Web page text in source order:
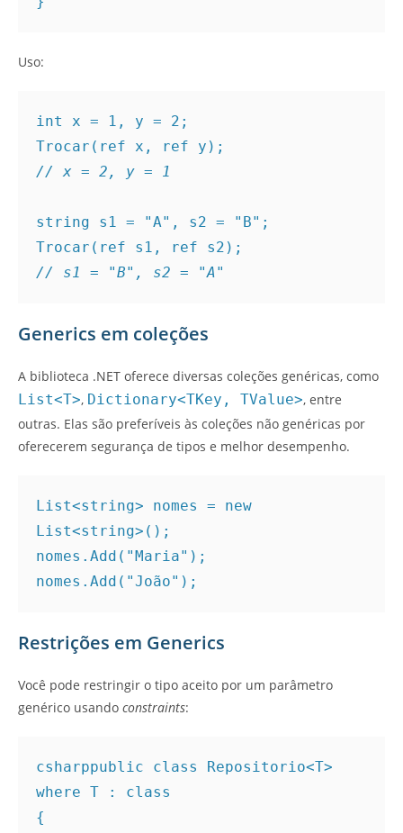
Uso:
int x = 1, y = 2;
Trocar(ref x, ref y);
// x = 2, y = 1
string s1 = "A", s2 = "B";
Trocar(ref s1, ref s2);
// s1 = "B", s2 = "A"
Generics em coleções
A biblioteca .NET oferece diversas coleções genéricas, como
List<T>, Dictionary<TKey, TValue>, entre
outras. Elas são preferíveis às coleções não genéricas por
oferecerem segurança de tipos e melhor desempenho.
List<string> nomes = new
List<string>();
nomes.Add("Maria");
nomes.Add("João");
Restrições em Generics
Você pode restringir o tipo aceito por um parâmetro
genérico usando constraints:
csharppublic class Repositorio<T>
where T : class
{